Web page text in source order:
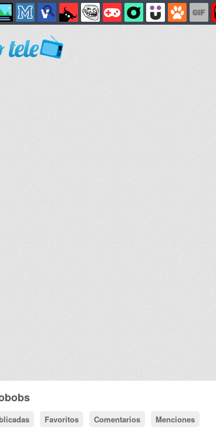
Favoritos Comentarios
Menciones